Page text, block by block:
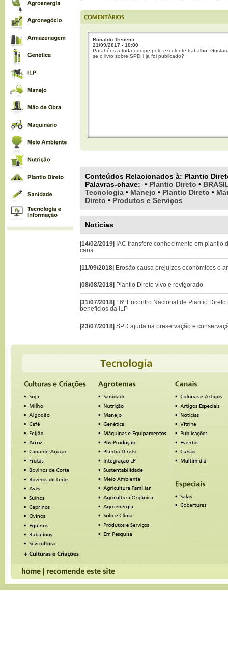
Ronaldo Trecenti
21/09/2017 - 10:00
Parabéns a toda equipe pelo excelente trabalho!
se o livro sobre SPDH já foi publicado?
Conteúdos Relacionados à: Plantio
Palavras-chave: • Plantio Direto •
Tecnologia • Manejo • Plantio Direto •
Direto • Produtos e Serviços
Notícias
|14/02/2019| IAC transfere conhecimento em plantio
cana
|11/09/2018| Erosão causa prejuízos econômicos e
|08/08/2018| Plantio Direto vivo e revigorado
|31/07/2018| 16º Encontro Nacional de Plantio
benefícios da ILP
|23/07/2018| SPD ajuda na preservação e